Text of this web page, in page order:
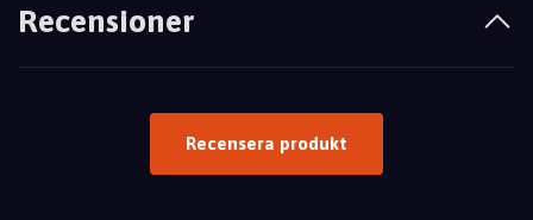
Recensioner
Recensera produkt